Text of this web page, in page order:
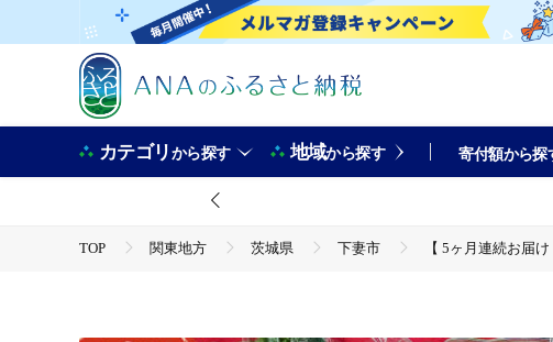
カテゴリから探す 地域から探す 寄付額から探
TOP 関東地方 茨城県 下妻市
【 5ヶ月連続お届